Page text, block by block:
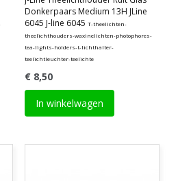
Donkerpaars Medium 13H JLine
6045 J-line 6045 T-theelichten-
theelichthouders-waxinelichten-photophores-
tea-lights-holders-t-lichthalter-
teelichtleuchter-teelichte
€ 8,50
In winkelwagen